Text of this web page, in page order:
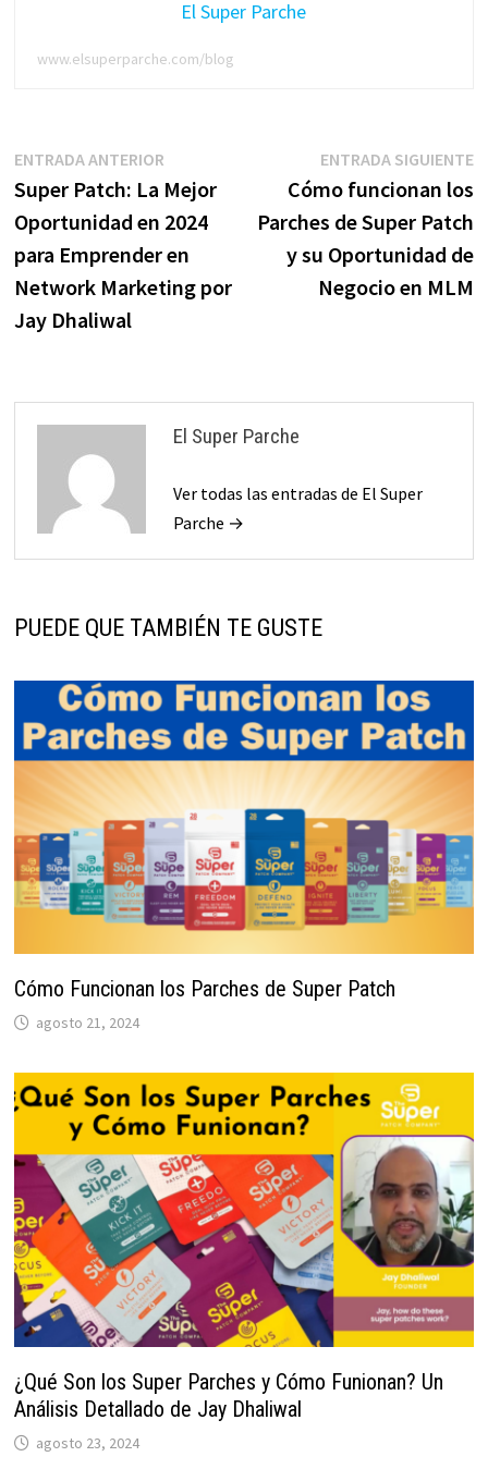
El Super Parche
www.elsuperparche.com/blog
Navegación
de
entradas
ENTRADA ANTERIOREntrada
anterior:
Super Patch: La Mejor
Oportunidad en 2024
para Emprender en
Network Marketing por
Jay Dhaliwal
ENTRADA SIGUIENTE
Cómo funcionan los
Parches de Super Patch
y su Oportunidad de
Negocio en MLM
El Super Parche
Ver todas las entradas de El Super
Parche →
PUEDE QUE TAMBIÉN TE GUSTE
Cómo Funcionan los Parches de Super Patch
agosto 21, 2024
¿Qué Son los Super Parches y Cómo Funionan? Un
Análisis Detallado de Jay Dhaliwal
agosto 23, 2024